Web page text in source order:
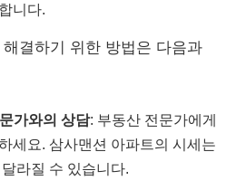
니다.
결하기 위한 방법은 다음과
가와의 상담: 부동산 전문가에게
세요. 삼사맨션 아파트의 시세는
라질 수 있습니다.